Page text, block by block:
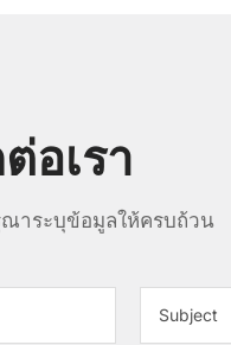
อเรา
ณาระบุข้อมูลให้ครบถ้วน